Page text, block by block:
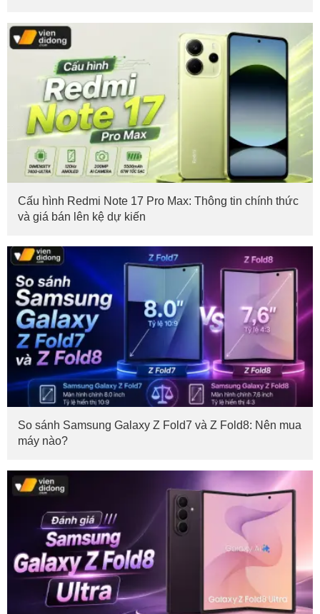
Cấu hình Redmi Note 17 Pro Max: Thông tin chính thức
và giá bán lên kệ dự kiến
So sánh Samsung Galaxy Z Fold7 và Z Fold8: Nên mua
máy nào?